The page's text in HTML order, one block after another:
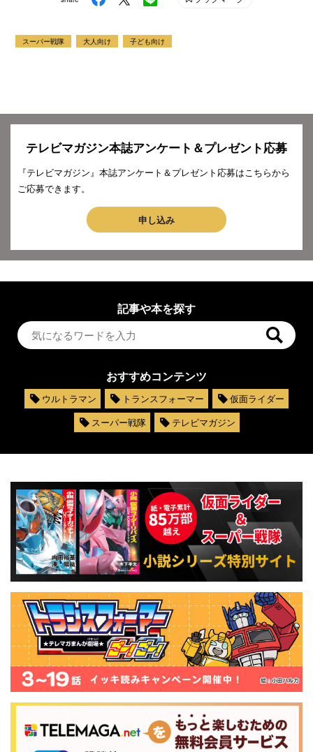
スーパー戦隊 大人向け 子ども向け
テレビマガジン本誌アンケート＆プレゼント応募
『テレビマガジン』本誌アンケート＆プレゼント応募はこちらから
ご応募できます。
申し込み
記事や本を探す
おすすめコンテンツ
ウルトラマン トランスフォーマー
仮面ライダー
スーパー戦隊
テレビマガジン